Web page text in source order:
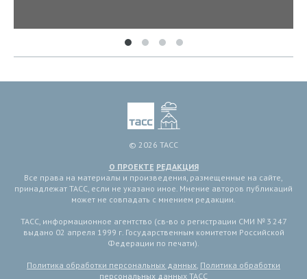
© 2026 ТАСС
О ПРОЕКТЕ РЕДАКЦИЯ
Все права на материалы и произведения, размещенные на сайте,
принадлежат ТАСС, если не указано иное. Мнение авторов публикаций
может не совпадать с мнением редакции.
ТАСС, информационное агентство (св-во о регистрации СМИ № 3 247
выдано 02 апреля 1999 г. Государственным комитетом Российской
Федерации по печати).
Политика обработки персональных данных, Политика обработки
персональных данных ТАСС